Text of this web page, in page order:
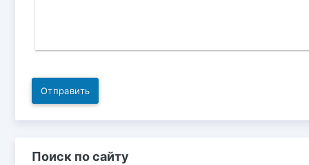
Отправить
Поиск по сайту